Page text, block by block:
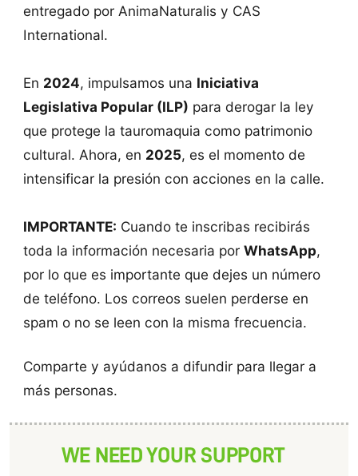
entregado por AnimaNaturalis y CAS
International.
En 2024, impulsamos una Iniciativa
Legislativa Popular (ILP) para derogar la ley
que protege la tauromaquia como patrimonio
cultural. Ahora, en 2025, es el momento de
intensificar la presión con acciones en la calle.
IMPORTANTE: Cuando te inscribas recibirás
toda la información necesaria por WhatsApp,
por lo que es importante que dejes un número
de teléfono. Los correos suelen perderse en
spam o no se leen con la misma frecuencia.
Comparte y ayúdanos a difundir para llegar a
más personas.
WE NEED YOUR SUPPORT